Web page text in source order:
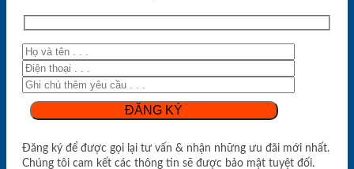
Đăng ký để được gọi lại tư vấn & nhận những ưu đãi mới nhất.
Chúng tôi cam kết các thông tin sẽ được bảo mật tuyệt đối.